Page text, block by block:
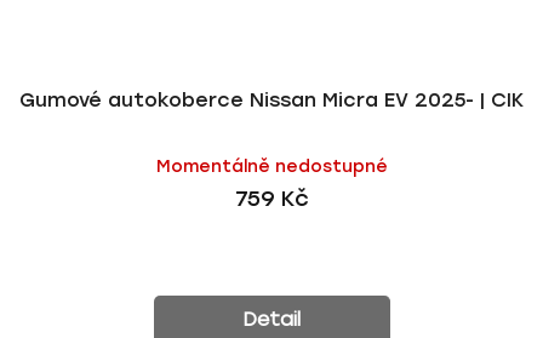
Gumové autokoberce Nissan Micra EV 2025- | CIK
Momentálně nedostupné
759 Kč
Detail